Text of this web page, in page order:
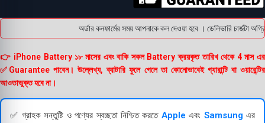
অর্ডার কনফার্মের সময় আপনাকে কল দেওয়া হবে । ডেলিভারি
👉 iPhone Battery ১৮ মাসের এবং বাকি সকল Battery ক্রয়কৃত তারিখ থেকে 4 মাস এর
✅Guarantee পাবেন। উল্লেখ্য, ব্যাটারি ফুলে গেলে তা কোনোভাবেই গ্যারান্টি বা ওয়ারেন্টির
আওতাভুক্ত হবে না।
✅ গ্রাহক সন্তুষ্টি ও পণ্যের স্বচ্ছতা নিশ্চিত করতে Apple এবং Samsung এর